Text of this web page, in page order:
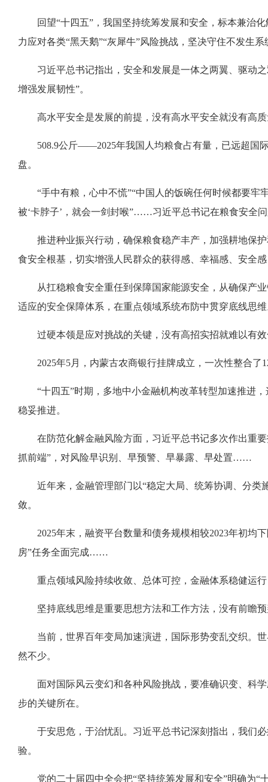
回望“十四五”，我国坚持统筹发展和安全，标本兼治
力应对各类“黑天鹅”“灰犀牛”风险挑战，坚决守住不发生
习近平总书记指出，安全和发展是一体之两翼、驱动
增强发展韧性”。
高水平安全是发展的前提，没有高水平安全就没有高
508.9公斤——2025年我国人均粮食占有量，已远超国
盘。
“手中有粮，心中不慌”“中国人的饭碗任何时候都要牢
被‘卡脖子’，就会一剑封喉”……习近平总书记在粮食安全
推进种业振兴行动，确保粮食稳产丰产，加强耕地保
食安全根基，切实增强人民群众的获得感、幸福感、安全
从扛稳粮食安全重任到保障国家能源安全，从确保产
适应的安全保障体系，在重点领域系统布防中贯穿底线思
过硬本领是应对挑战的关键，没有高招实招就难以有
2025年5月，内蒙古农商银行挂牌成立，一次性整合
“十四五”时期，多地中小金融机构改革转型加速推进
稳妥推进。
在防范化解金融风险方面，习近平总书记多次作出重
抓前端”，对风险早识别、早预警、早暴露、早处置……
近年来，金融管理部门以“稳定大局、统筹协调、分
敛。
2025年末，融资平台数量和债务规模相较2023年初均
房”任务全面完成……
重点领域风险持续收敛、总体可控，金融体系稳健运
坚持底线思维是重要思想方法和工作方法，没有前瞻
当前，世界百年变局加速演进，国际形势变乱交织。
然不少。
面对国际风云变幻和各种风险挑战，要准确识变、科
步的关键所在。
于安思危，于治忧乱。习近平总书记深刻指出，我们
验。
党的二十届四中全会把“坚持统筹发展和安全”明确为